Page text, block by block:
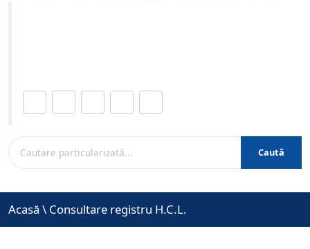
Caută
Acasă \ Consultare registru H.C.L.